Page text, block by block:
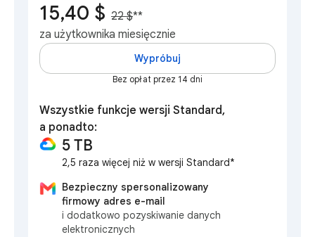
15,40 $ 22 $**
za użytkownika miesięcznie
Wypróbuj
Bez opłat przez 14 dni
Wszystkie funkcje wersji Standard,
a ponadto:
5 TB
2,5 raza więcej niż w wersji Standard*
Bezpieczny spersonalizowany
firmowy adres e-mail
i dodatkowo pozyskiwanie danych
elektronicznych